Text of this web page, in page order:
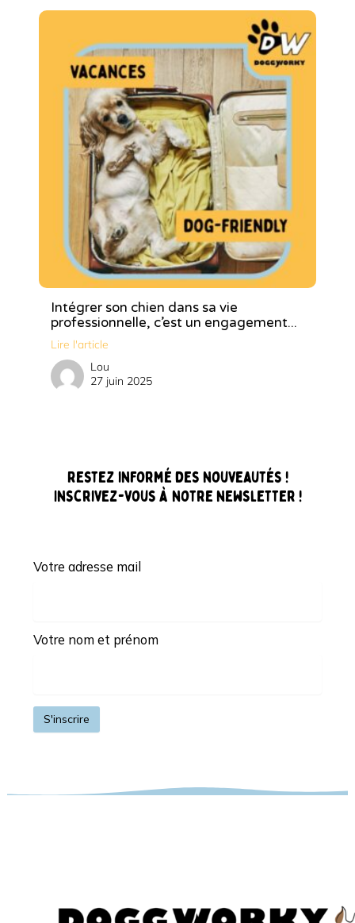
Intégrer son chien dans sa vie
professionnelle, c’est un engagement...
Lire l'article
Lou
27 juin 2025
Restez informé des nouveautés !
Inscrivez-vous à notre newsletter !
Votre adresse mail
Votre nom et prénom